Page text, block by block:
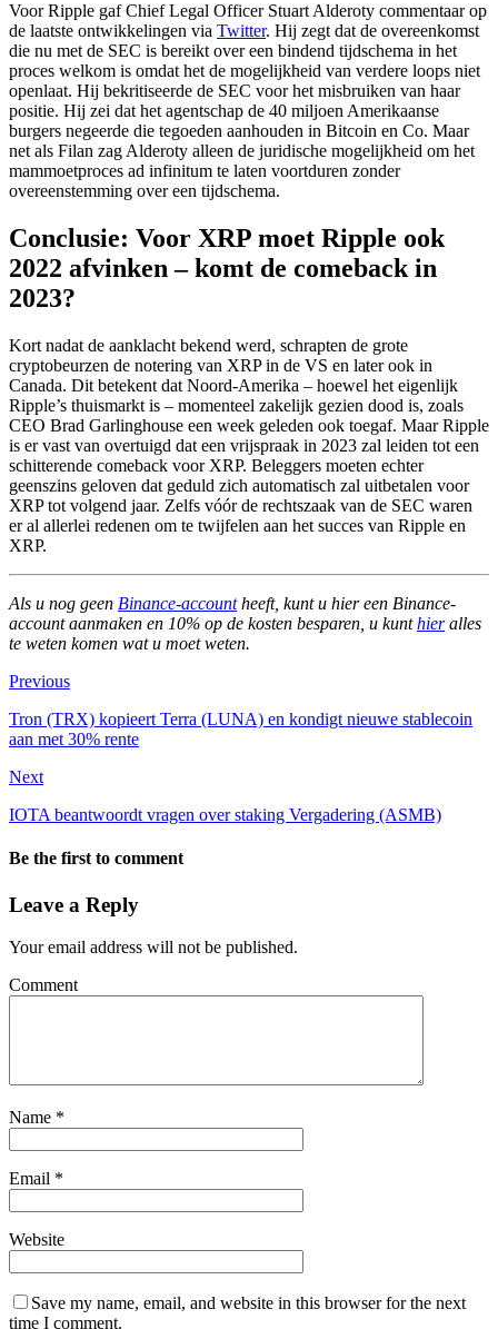
Voor Ripple gaf Chief Legal Officer Stuart Alderoty commentaar op
de laatste ontwikkelingen via Twitter. Hij zegt dat de overeenkomst
die nu met de SEC is bereikt over een bindend tijdschema in het
proces welkom is omdat het de mogelijkheid van verdere loops niet
openlaat. Hij bekritiseerde de SEC voor het misbruiken van haar
positie. Hij zei dat het agentschap de 40 miljoen Amerikaanse
burgers negeerde die tegoeden aanhouden in Bitcoin en Co. Maar
net als Filan zag Alderoty alleen de juridische mogelijkheid om het
mammoetproces ad infinitum te laten voortduren zonder
overeenstemming over een tijdschema.
Conclusie: Voor XRP moet Ripple ook
2022 afvinken – komt de comeback in
2023?
Kort nadat de aanklacht bekend werd, schrapten de grote
cryptobeurzen de notering van XRP in de VS en later ook in
Canada. Dit betekent dat Noord-Amerika – hoewel het eigenlijk
Ripple’s thuismarkt is – momenteel zakelijk gezien dood is, zoals
CEO Brad Garlinghouse een week geleden ook toegaf. Maar Ripple
is er vast van overtuigd dat een vrijspraak in 2023 zal leiden tot een
schitterende comeback voor XRP. Beleggers moeten echter
geenszins geloven dat geduld zich automatisch zal uitbetalen voor
XRP tot volgend jaar. Zelfs vóór de rechtszaak van de SEC waren
er al allerlei redenen om te twijfelen aan het succes van Ripple en
XRP.
Als u nog geen Binance-accountheeft, kunt u hier een Binance-
account aanmaken en 10% op de kosten besparen, u kunthieralles
te weten komen wat u moet weten.
Previous
Tron (TRX) kopieert Terra (LUNA) en kondigt nieuwe stablecoin
aan met 30% rente
Next
IOTA beantwoordt vragen over staking Vergadering (ASMB)
Be the first to comment
Leave a Reply
Your email address will not be published.
Comment
Name *
Email *
Website
Save my name, email, and website in this browser for the next
time I comment.